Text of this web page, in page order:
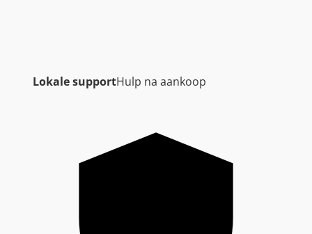
Lokale supportHulp na aankoop